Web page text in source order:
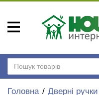
Головна Дверні ручки